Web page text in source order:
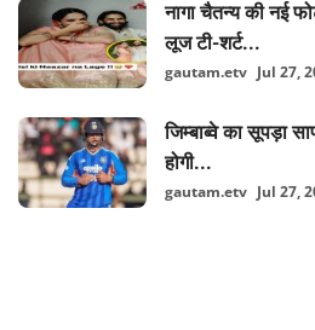
नागा चैतन्य की नई
लूज टी-शर्ट...
gautam.etv Jul 27,
जिम्बाब्वे का सूपड़ा
होगी...
gautam.etv Jul 27,